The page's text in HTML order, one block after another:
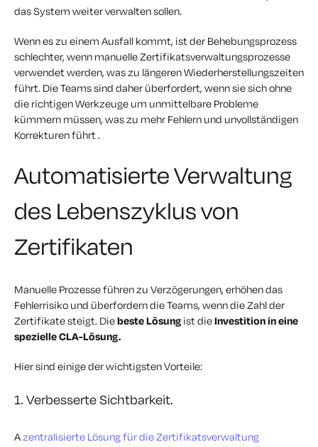
das System weiter verwalten sollen.
Wenn es zu einem Ausfall kommt, ist der Behebungsprozess
schlechter, wenn manuelle Zertifikatsverwaltungsprozesse
verwendet werden, was zu längeren Wiederherstellungszeiten
führt. Die Teams sind daher überfordert, wenn sie sich ohne
die richtigen Werkzeuge um unmittelbare Probleme
kümmern müssen, was zu mehr Fehlern und unvollständigen
Korrekturenführt.
Automatisierte Verwaltung
des Lebenszyklus von
Zertifikaten
Manuelle Prozesse führen zu Verzögerungen, erhöhen das
Fehlerrisiko und überfordern die Teams, wenn die Zahl der
Zertifikate steigt. Diebeste Lösung ist dieInvestition in eine
spezielle CLA-Lösung.
Hier sind einige der wichtigsten Vorteile:
1. Verbesserte Sichtbarkeit.
Azentralisierte Lösung für die Zertifikatsverwaltung